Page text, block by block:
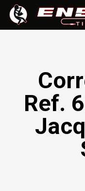
Ref.